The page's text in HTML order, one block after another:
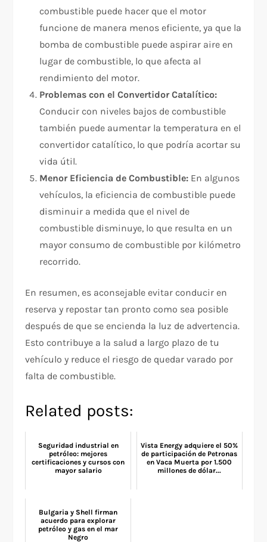
combustible puede hacer que el motor
funcione de manera menos eficiente, ya que la
bomba de combustible puede aspirar aire en
lugar de combustible, lo que afecta al
rendimiento del motor.
Problemas con el Convertidor Catalítico:
Conducir con niveles bajos de combustible
también puede aumentar la temperatura en el
convertidor catalítico, lo que podría acortar su
vida útil.
Menor Eficiencia de Combustible: En algunos
vehículos, la eficiencia de combustible puede
disminuir a medida que el nivel de
combustible disminuye, lo que resulta en un
mayor consumo de combustible por kilómetro
recorrido.
En resumen, es aconsejable evitar conducir en
reserva y repostar tan pronto como sea posible
después de que se encienda la luz de advertencia.
Esto contribuye a la salud a largo plazo de tu
vehículo y reduce el riesgo de quedar varado por
falta de combustible.
Related posts:
Seguridad industrial en
petróleo: mejores
certificaciones y cursos con
mayor salario
Vista Energy adquiere el 50%
de participación de Petronas
en Vaca Muerta por 1.500
millones de dólar...
Bulgaria y Shell firman
acuerdo para explorar
petróleo y gas en el mar
Negro